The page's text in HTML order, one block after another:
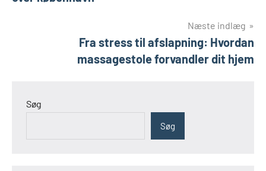
Næste indlæg
Fra stress til afslapning: Hvordan
massagestole forvandler dit hjem
Søg
Søg